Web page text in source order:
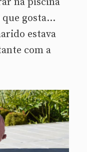
que gosta…
estava
com a